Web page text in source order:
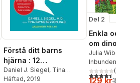
Förstå ditt barns
hjärna : 12
banbrytande
strategier för att
Daniel J. Siegel, Tina
Payne Bryson
Häftad, 2019
Del 2
Enkla och
om
Julia Wiberg
Inbunden
4,5utav 5(
129 kr159 kr